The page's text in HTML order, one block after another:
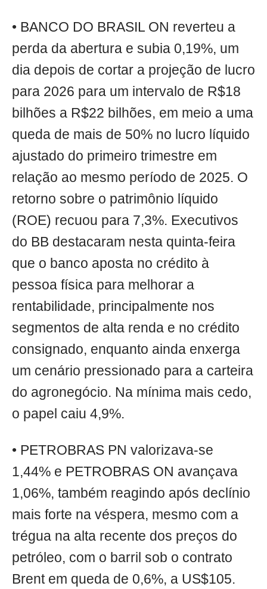
• BANCO DO BRASIL ON reverteu a
perda da abertura e subia 0,19%, um
dia depois de cortar a projeção de lucro
para 2026 para um intervalo de R$18
bilhões a R$22 bilhões, em meio a uma
queda de mais de 50% no lucro líquido
ajustado do primeiro trimestre em
relação ao mesmo período de 2025. O
retorno sobre o patrimônio líquido
(ROE) recuou para 7,3%. Executivos
do BB destacaram nesta quinta-feira
que o banco aposta no crédito à
pessoa física para melhorar a
rentabilidade, principalmente nos
segmentos de alta renda e no crédito
consignado, enquanto ainda enxerga
um cenário pressionado para a carteira
do agronegócio. Na mínima mais cedo,
o papel caiu 4,9%.
• PETROBRAS PN valorizava-se
1,44% e PETROBRAS ON avançava
1,06%, também reagindo após declínio
mais forte na véspera, mesmo com a
trégua na alta recente dos preços do
petróleo, com o barril sob o contrato
Brent em queda de 0,6%, a US$105.